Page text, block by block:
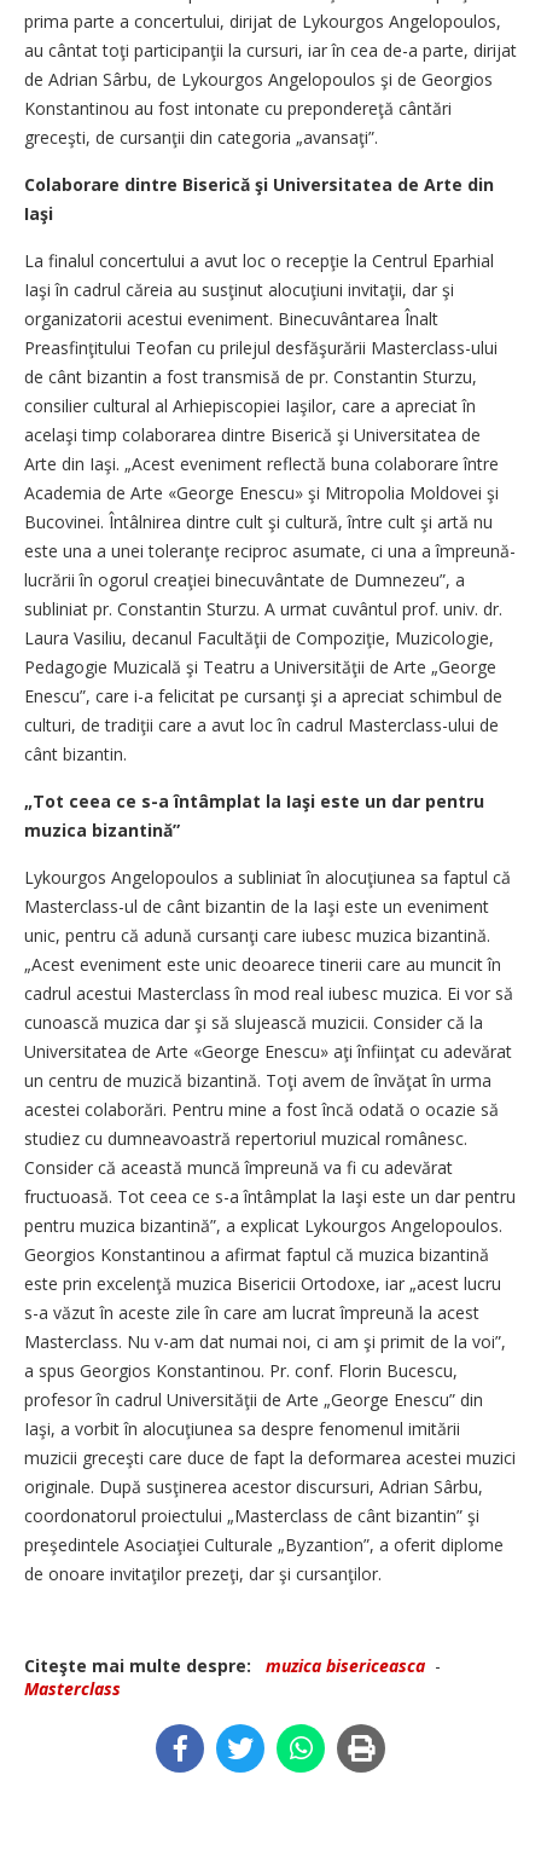
prima parte a concertului, dirijat de Lykourgos Angelopoulos,
au cântat toţi participanţii la cursuri, iar în cea de-a parte, dirijat
de Adrian Sârbu, de Lykourgos Angelopoulos şi de Georgios
Konstantinou au fost intonate cu prepondereţă cântări
greceşti, de cursanţii din categoria „avansaţi”.
Colaborare dintre Biserică şi Universitatea de Arte din
Iaşi
La finalul concertului a avut loc o recepţie la Centrul Eparhial
Iaşi în cadrul căreia au susţinut alocuţiuni invitaţii, dar şi
organizatorii acestui eveniment. Binecuvântarea Înalt
Preasfinţitului Teofan cu prilejul desfăşurării Masterclass-ului
de cânt bizantin a fost transmisă de pr. Constantin Sturzu,
consilier cultural al Arhiepiscopiei Iaşilor, care a apreciat în
acelaşi timp colaborarea dintre Biserică şi Universitatea de
Arte din Iaşi. „Acest eveniment reflectă buna colaborare între
Academia de Arte «George Enescu» şi Mitropolia Moldovei şi
Bucovinei. Întâlnirea dintre cult şi cultură, între cult şi artă nu
este una a unei toleranţe reciproc asumate, ci una a împreună-
lucrării în ogorul creaţiei binecuvântate de Dumnezeu”, a
subliniat pr. Constantin Sturzu. A urmat cuvântul prof. univ. dr.
Laura Vasiliu, decanul Facultăţii de Compoziţie, Muzicologie,
Pedagogie Muzicală şi Teatru a Universităţii de Arte „George
Enescu”, care i-a felicitat pe cursanţi şi a apreciat schimbul de
culturi, de tradiţii care a avut loc în cadrul Masterclass-ului de
cânt bizantin.
„Tot ceea ce s-a întâmplat la Iaşi este un dar pentru
muzica bizantină”
Lykourgos Angelopoulos a subliniat în alocuţiunea sa faptul că
Masterclass-ul de cânt bizantin de la Iaşi este un eveniment
unic, pentru că adună cursanţi care iubesc muzica bizantină.
„Acest eveniment este unic deoarece tinerii care au muncit în
cadrul acestui Masterclass în mod real iubesc muzica. Ei vor să
cunoască muzica dar şi să slujească muzicii. Consider că la
Universitatea de Arte «George Enescu» aţi înfiinţat cu adevărat
un centru de muzică bizantină. Toţi avem de învăţat în urma
acestei colaborări. Pentru mine a fost încă odată o ocazie să
studiez cu dumneavoastră repertoriul muzical românesc.
Consider că această muncă împreună va fi cu adevărat
fructuoasă. Tot ceea ce s-a întâmplat la Iaşi este un dar pentru
pentru muzica bizantină”, a explicat Lykourgos Angelopoulos.
Georgios Konstantinou a afirmat faptul că muzica bizantină
este prin excelenţă muzica Bisericii Ortodoxe, iar „acest lucru
s-a văzut în aceste zile în care am lucrat împreună la acest
Masterclass. Nu v-am dat numai noi, ci am şi primit de la voi”,
a spus Georgios Konstantinou. Pr. conf. Florin Bucescu,
profesor în cadrul Universităţii de Arte „George Enescu” din
Iaşi, a vorbit în alocuţiunea sa despre fenomenul imitării
muzicii greceşti care duce de fapt la deformarea acestei muzici
originale. După susţinerea acestor discursuri, Adrian Sârbu,
coordonatorul proiectului „Masterclass de cânt bizantin” şi
preşedintele Asociaţiei Culturale „Byzantion”, a oferit diplome
de onoare invitaţilor prezeţi, dar şi cursanţilor.
Citeşte mai multe despre: muzica bisericeasca -
Masterclass